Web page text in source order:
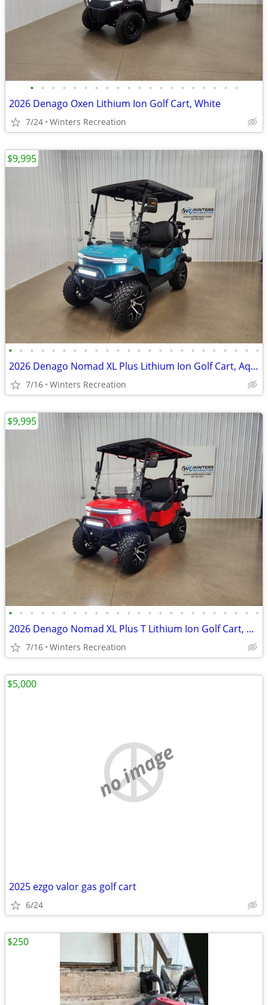
• • • • • • • • • • • • • • • • • • • •
2026 Denago Oxen Lithium Ion Golf Cart, White
7/24 Winters Recreation
• • • • • • • • • • • • • • • • • • • • • • • •
2026 Denago Nomad XL Plus Lithium Ion Golf Cart, Aqua
7/16 Winters Recreation
$9,995
• • • • • • • • • • • • • • • • • • • • • • • •
2026 Denago Nomad XL Plus T Lithium Ion Golf Cart, Scarlet
7/16 Winters Recreation
$9,995
no image
2025 ezgo valor gas golf cart
6/24
$5,000
$250